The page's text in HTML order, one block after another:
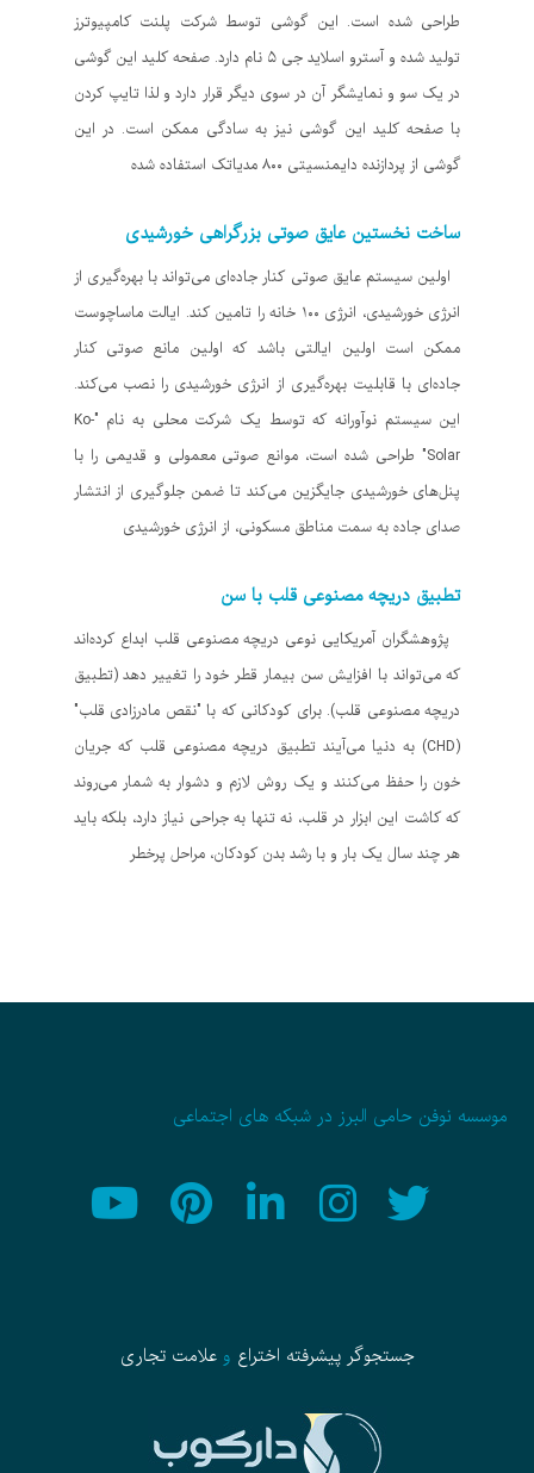
طراحی شده است. این گوشی توسط شرکت پلنت کامپیوترز
تولید شده و آسترو اسلاید جی ۵ نام دارد. صفحه کلید این گوشی
در یک سو و نمایشگر آن در سوی دیگر قرار دارد و لذا تایپ کردن
با صفحه کلید این گوشی نیز به سادگی ممکن است. در این
گوشی از پردازنده دایمنسیتی ۸۰۰ مدیاتک استفاده شده
ساخت نخستین عایق صوتی بزرگراهی خورشیدی
اولین سیستم عایق صوتی کنار جاده‌ای می‌تواند با بهره‌گیری از
انرژی خورشیدی، انرژی ۱۰۰ خانه را تامین کند. ایالت ماساچوست
ممکن است اولین ایالتی باشد که اولین مانع صوتی کنار
جاده‌ای با قابلیت بهره‌گیری از انرژی خورشیدی را نصب می‌کند.
این سیستم نوآورانه که توسط یک شرکت محلی به نام "Ko-
Solar" طراحی شده است، موانع صوتی معمولی و قدیمی را با
پنل‌های خورشیدی جایگزین می‌کند تا ضمن جلوگیری از انتشار
صدای جاده به سمت مناطق مسکونی، از انرژی خورشیدی
تطبیق دریچه مصنوعی قلب با سن
پژوهشگران آمریکایی نوعی دریچه مصنوعی قلب ابداع کرده‌اند
که می‌تواند با افزایش سن بیمار قطر خود را تغییر دهد (تطبیق
دریچه مصنوعی قلب). برای کودکانی که با "نقص مادرزادی قلب"
(CHD) به دنیا می‌آیند تطبیق دریچه مصنوعی قلب که جریان
خون را حفظ می‌کنند و یک روش لازم و دشوار به شمار می‌روند
که کاشت این ابزار در قلب، نه تنها به جراحی نیاز دارد، بلکه باید
هر چند سال یک بار و با رشد بدن کودکان، مراحل پرخطر
موسسه نوفن حامی البرز در شبکه های اجتماعی
جستجوگر پیشرفته اختراع وعلامت تجاری